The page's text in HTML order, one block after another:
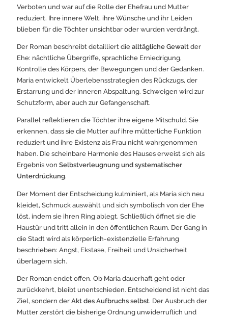
Verboten und war auf die Rolle der Ehefrau und Mutter
reduziert. Ihre innere Welt, ihre Wünsche und ihr Leiden
blieben für die Töchter unsichtbar oder wurden verdrängt.
Der Roman beschreibt detailliert die alltägliche Gewaltder
Ehe: nächtliche Übergriffe, sprachliche Erniedrigung,
Kontrolle des Körpers, der Bewegungen und der Gedanken.
Maria entwickelt Überlebensstrategien des Rückzugs, der
Erstarrung und der inneren Abspaltung. Schweigen wird zur
Schutzform, aber auch zur Gefangenschaft.
Parallel reflektieren die Töchter ihre eigene Mitschuld. Sie
erkennen, dass sie die Mutter auf ihre mütterliche Funktion
reduziert und ihre Existenz als Frau nicht wahrgenommen
haben. Die scheinbare Harmonie des Hauses erweist sich als
Ergebnis von Selbstverleugnung und systematischer
Unterdrückung.
Der Moment der Entscheidung kulminiert, als Maria sich neu
kleidet, Schmuck auswählt und sich symbolisch von der Ehe
löst, indem sie ihren Ring ablegt. Schließlich öffnet sie die
Haustür und tritt allein in den öffentlichen Raum. Der Gang in
die Stadt wird als körperlich-existenzielle Erfahrung
beschrieben: Angst, Ekstase, Freiheit und Unsicherheit
überlagern sich.
Der Roman endet offen. Ob Maria dauerhaft geht oder
zurückkehrt, bleibt unentschieden. Entscheidend ist nicht das
Ziel, sondern der Akt des Aufbruchs selbst. Der Ausbruch der
Mutter zerstört die bisherige Ordnung unwiderruflich und